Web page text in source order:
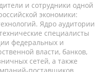
и сотрудники одной
экономики:
Ядро аудитории
специалисты
федеральных и
власти, банков,
сетей, а также